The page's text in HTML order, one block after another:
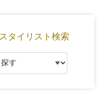
スタイリスト検索